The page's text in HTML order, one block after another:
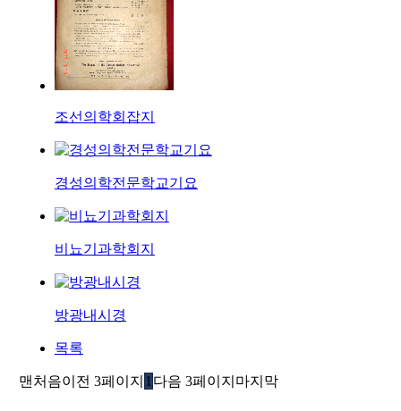
조선의학회잡지
경성의학전문학교기요
비뇨기과학회지
방광내시경
목록
맨처음이전 3페이지 1 다음 3페이지 마지막